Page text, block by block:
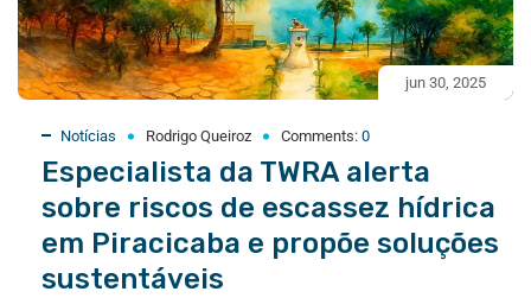
jun 30, 2025
Notícias Rodrigo Queiroz Comments: 0
Especialista da TWRA alerta
sobre riscos de escassez hídrica
em Piracicaba e propõe soluções
sustentáveis